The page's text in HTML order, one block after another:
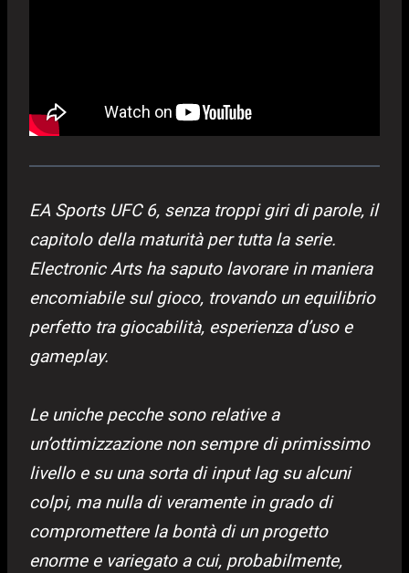
EA Sports UFC 6, senza troppi giri di parole, il
capitolo della maturità per tutta la serie.
Electronic Arts ha saputo lavorare in maniera
encomiabile sul gioco, trovando un equilibrio
perfetto tra giocabilità, esperienza d’uso e
gameplay.
Le uniche pecche sono relative a
un’ottimizzazione non sempre di primissimo
livello e su una sorta di input lag su alcuni
colpi, ma nulla di veramente in grado di
compromettere la bontà di un progetto
enorme e variegato a cui, probabilmente,